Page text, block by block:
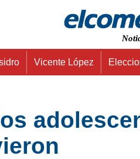
Vicente López